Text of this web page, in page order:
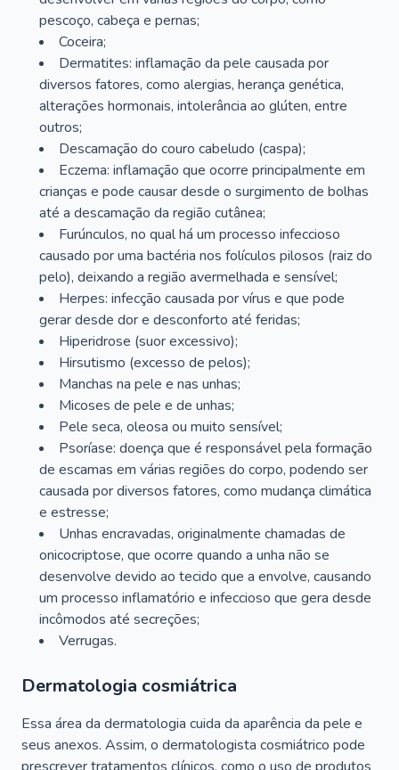
pescoço, cabeça e pernas;
Coceira;
Dermatites: inflamação da pele causada por
diversos fatores, como alergias, herança genética,
alterações hormonais, intolerância ao glúten, entre
outros;
Descamação do couro cabeludo (caspa);
Eczema: inflamação que ocorre principalmente em
crianças e pode causar desde o surgimento de bolhas
até a descamação da região cutânea;
Furúnculos, no qual há um processo infeccioso
causado por uma bactéria nos folículos pilosos (raiz do
pelo), deixando a região avermelhada e sensível;
Herpes: infecção causada por vírus e que pode
gerar desde dor e desconforto até feridas;
Hiperidrose (suor excessivo);
Hirsutismo (excesso de pelos);
Manchas na pele e nas unhas;
Micoses de pele e de unhas;
Pele seca, oleosa ou muito sensível;
Psoríase: doença que é responsável pela formação
de escamas em várias regiões do corpo, podendo ser
causada por diversos fatores, como mudança climática
e estresse;
Unhas encravadas, originalmente chamadas de
onicocriptose, que ocorre quando a unha não se
desenvolve devido ao tecido que a envolve, causando
um processo inflamatório e infeccioso que gera desde
incômodos até secreções;
Verrugas.
Dermatologia cosmiátrica
Essa área da dermatologia cuida da aparência da pele e
seus anexos. Assim, o dermatologista cosmiátrico pode